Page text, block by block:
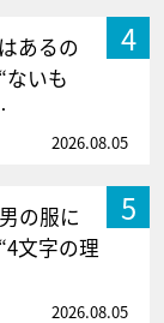
4
あるの
いも
2026.08.05
5
の服に
文字の理
2026.08.05